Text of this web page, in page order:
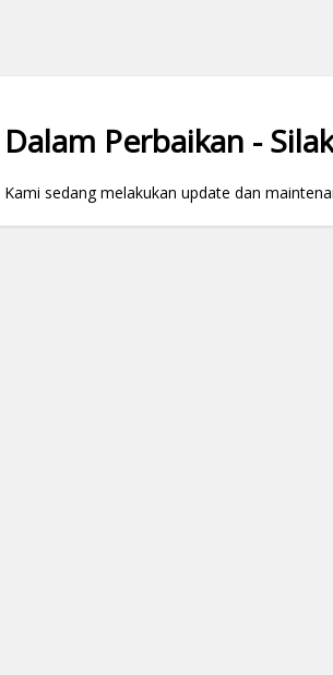
Dalam Perbaikan -
Kami sedang melakukan update dan